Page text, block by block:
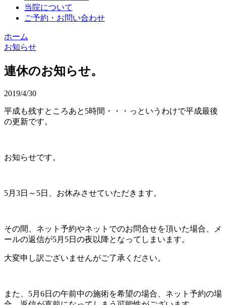
当院について
ご予約・お問い合わせ
ホーム
お知らせ
連休のお知らせ。
2019/4/30
平成も残すところあと5時間・・・っというわけで平成最後
の更新です。
お知らせです。
5月3日～5日、お休みさせていただきます。
その間、ネット予約やネットでのお問合せを頂いた場合、メ
ールの返信が5月5日の夜以降となってしまいます。
大変申し訳ございませんがご了承ください。
また、5月6日の午前中の施術を希望の場合、ネット予約の場